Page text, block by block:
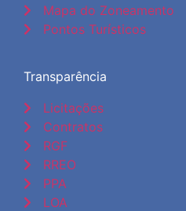
Mapa do Zoneamento
Pontos Turísticos
Transparência
Licitações
Contratos
RGF
RREO
PPA
LOA